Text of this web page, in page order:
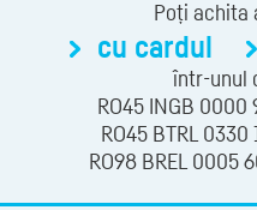
Poți achita
cu cardul
într-unul
RO45 INGB 0000
RO45 BTRL
RO98 BREL 0005